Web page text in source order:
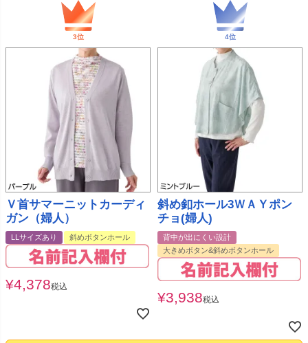
Ｖ首サマーニットカーディ
ガン（婦人）
LLサイズあり 斜めボタンホール
¥4,378税込
斜め釦ホール3ＷＡＹポン
チョ(婦人)
背中が出にくい設計
大きめボタン&斜めボタンホール
¥3,938税込